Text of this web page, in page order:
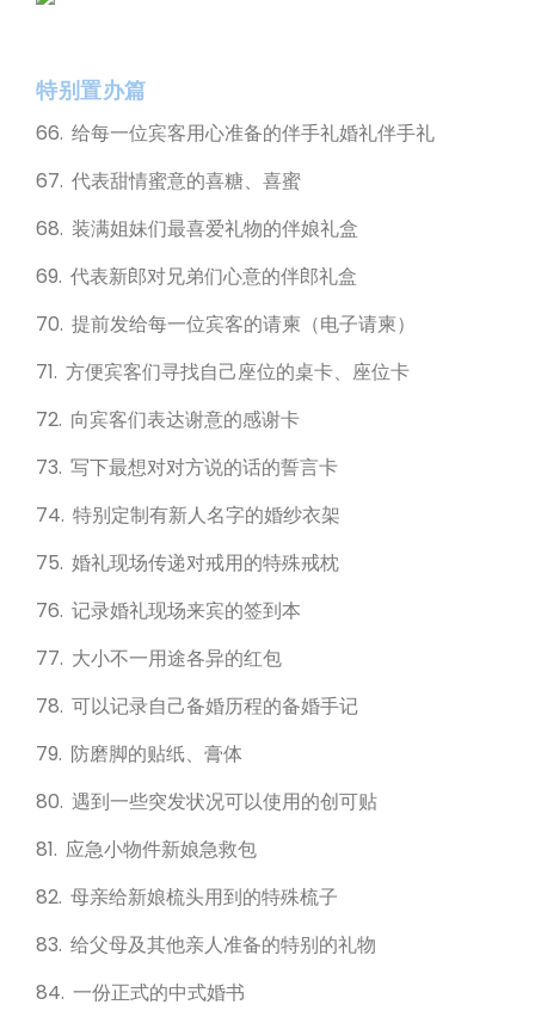
特别置办篇
66. 给每一位宾客用心准备的伴手礼婚礼伴手礼
67. 代表甜情蜜意的喜糖、喜蜜
68. 装满姐妹们最喜爱礼物的伴娘礼盒
69. 代表新郎对兄弟们心意的伴郎礼盒
70. 提前发给每一位宾客的请柬（电子请柬）
71. 方便宾客们寻找自己座位的桌卡、座位卡
72. 向宾客们表达谢意的感谢卡
73. 写下最想对对方说的话的誓言卡
74. 特别定制有新人名字的婚纱衣架
75. 婚礼现场传递对戒用的特殊戒枕
76. 记录婚礼现场来宾的签到本
77. 大小不一用途各异的红包
78. 可以记录自己备婚历程的备婚手记
79. 防磨脚的贴纸、膏体
80. 遇到一些突发状况可以使用的创可贴
81. 应急小物件新娘急救包
82. 母亲给新娘梳头用到的特殊梳子
83. 给父母及其他亲人准备的特别的礼物
84. 一份正式的中式婚书